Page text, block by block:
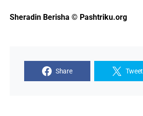
Sheradin Berisha © Pashtriku.org
Share Tweet